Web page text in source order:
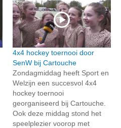
4x4 hockey toernooi door
SenW bij Cartouche
Zondagmiddag heeft Sport en
Welzijn een succesvol 4x4
hockey toernooi
georganiseerd bij Cartouche.
Ook deze middag stond het
speelplezier voorop met